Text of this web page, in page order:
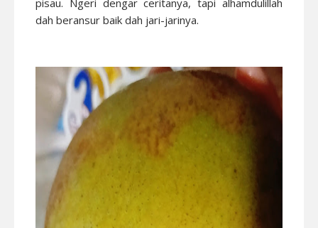
pisau. Ngeri dengar ceritanya, tapi alhamdulillah
dah beransur baik dah jari-jarinya.